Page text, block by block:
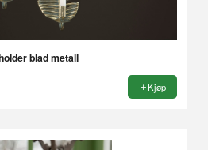
blad metall
Kjøp